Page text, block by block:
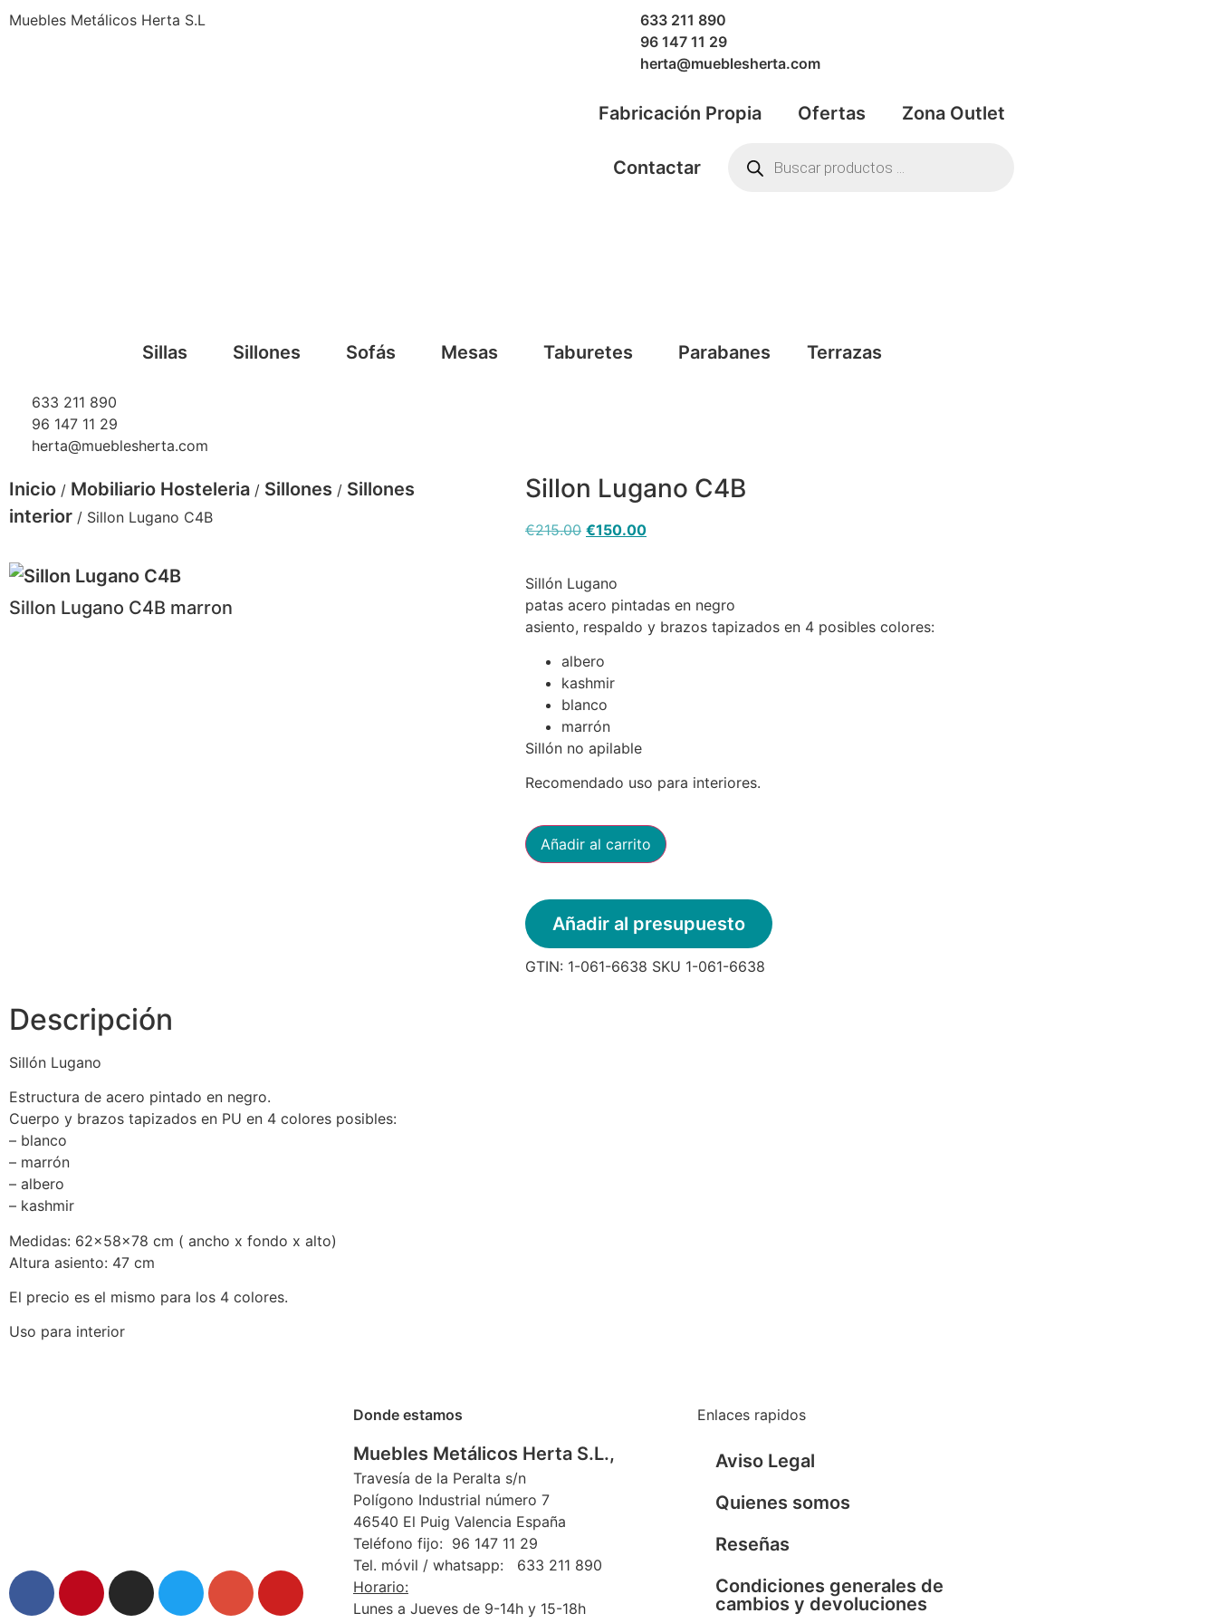
Muebles Metálicos Herta S.L
633 211 890
96 147 11 29
herta@mueblesherta.com
Fabricación Propia Ofertas Zona Outlet
Contactar
Sillas Sillones Sofás Mesas Taburetes Parabanes Terrazas
633 211 890
96 147 11 29
herta@mueblesherta.com
Inicio / Mobiliario Hosteleria / Sillones / Sillones
interior / Sillon Lugano C4B
Sillon Lugano C4B marron
Sillon Lugano C4B
€215.00 €150.00
Sillón Lugano
patas acero pintadas en negro
asiento, respaldo y brazos tapizados en 4 posibles colores:
albero
kashmir
blanco
marrón
Sillón no apilable
Recomendado uso para interiores.
Añadir al carrito
Añadir al presupuesto
GTIN: 1-061-6638 SKU 1-061-6638
Descripción
Sillón Lugano
Estructura de acero pintado en negro.
Cuerpo y brazos tapizados en PU en 4 colores posibles:
– blanco
– marrón
– albero
– kashmir
Medidas: 62x58x78 cm ( ancho x fondo x alto)
Altura asiento: 47 cm
El precio es el mismo para los 4 colores.
Uso para interior
Donde estamos
Muebles Metálicos Herta S.L.,
Travesía de la Peralta s/n
Polígono Industrial número 7
46540 El Puig Valencia España
Teléfono fijo: 96 147 11 29
Tel. móvil / whatsapp: 633 211 890
Horario:
Lunes a Jueves de 9-14h y 15-18h
Enlaces rapidos
Aviso Legal
Quienes somos
Reseñas
Condiciones generales de
cambios y devoluciones